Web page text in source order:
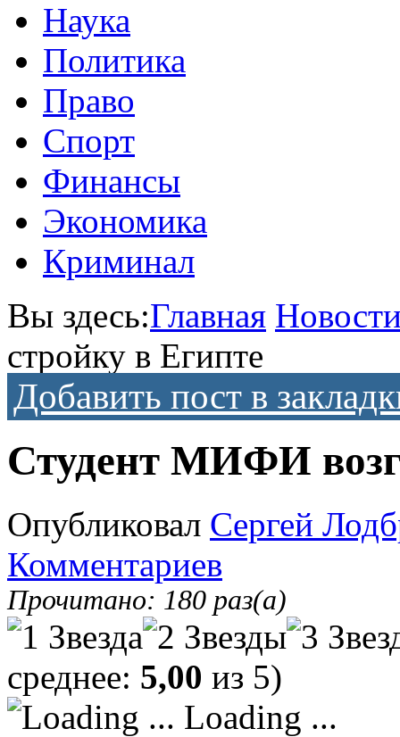
Наука
Политика
Право
Спорт
Финансы
Экономика
Криминал
Вы здесь:Главная
стройку в Египте
Добавить пост в
Студент МИФИ
Опубликовал Сергей
Комментариев
Прочитано: 180 раз(а)
среднее: 5,00 из 5)
Loading ...